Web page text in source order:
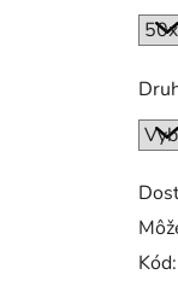
Kód: